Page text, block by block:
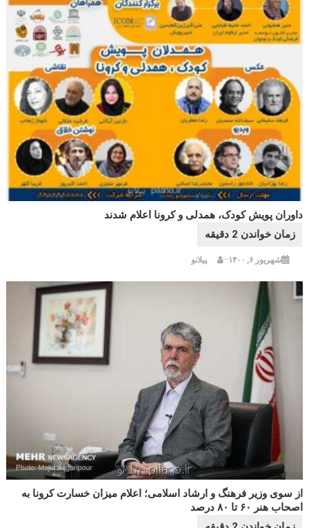
داوران پویش کودک، همدلی و کرونا اعلام شدند
شهریور ۶, ۱۴۰۰ پیلانو
از سوی وزیر فرهنگ و ارشاد اسلامی؛ اعلام میزان خسارت کرونا به
اصحاب هنر ۶۰ تا ۸۰ درصد